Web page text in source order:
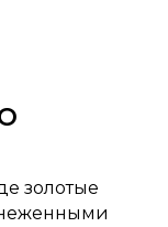
золотые